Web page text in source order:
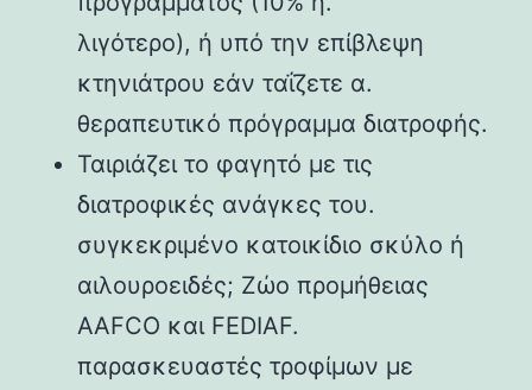
λιγότερο), ή υπό την επίβλεψη
κτηνιάτρου εάν ταΐζετε α.
θεραπευτικό πρόγραμμα διατροφής.
Ταιριάζει το φαγητό με τις
διατροφικές ανάγκες του.
συγκεκριμένο κατοικίδιο σκύλο ή
αιλουροειδές; Ζώο προμήθειας
AAFCO και FEDIAF.
παρασκευαστές τροφίμων με